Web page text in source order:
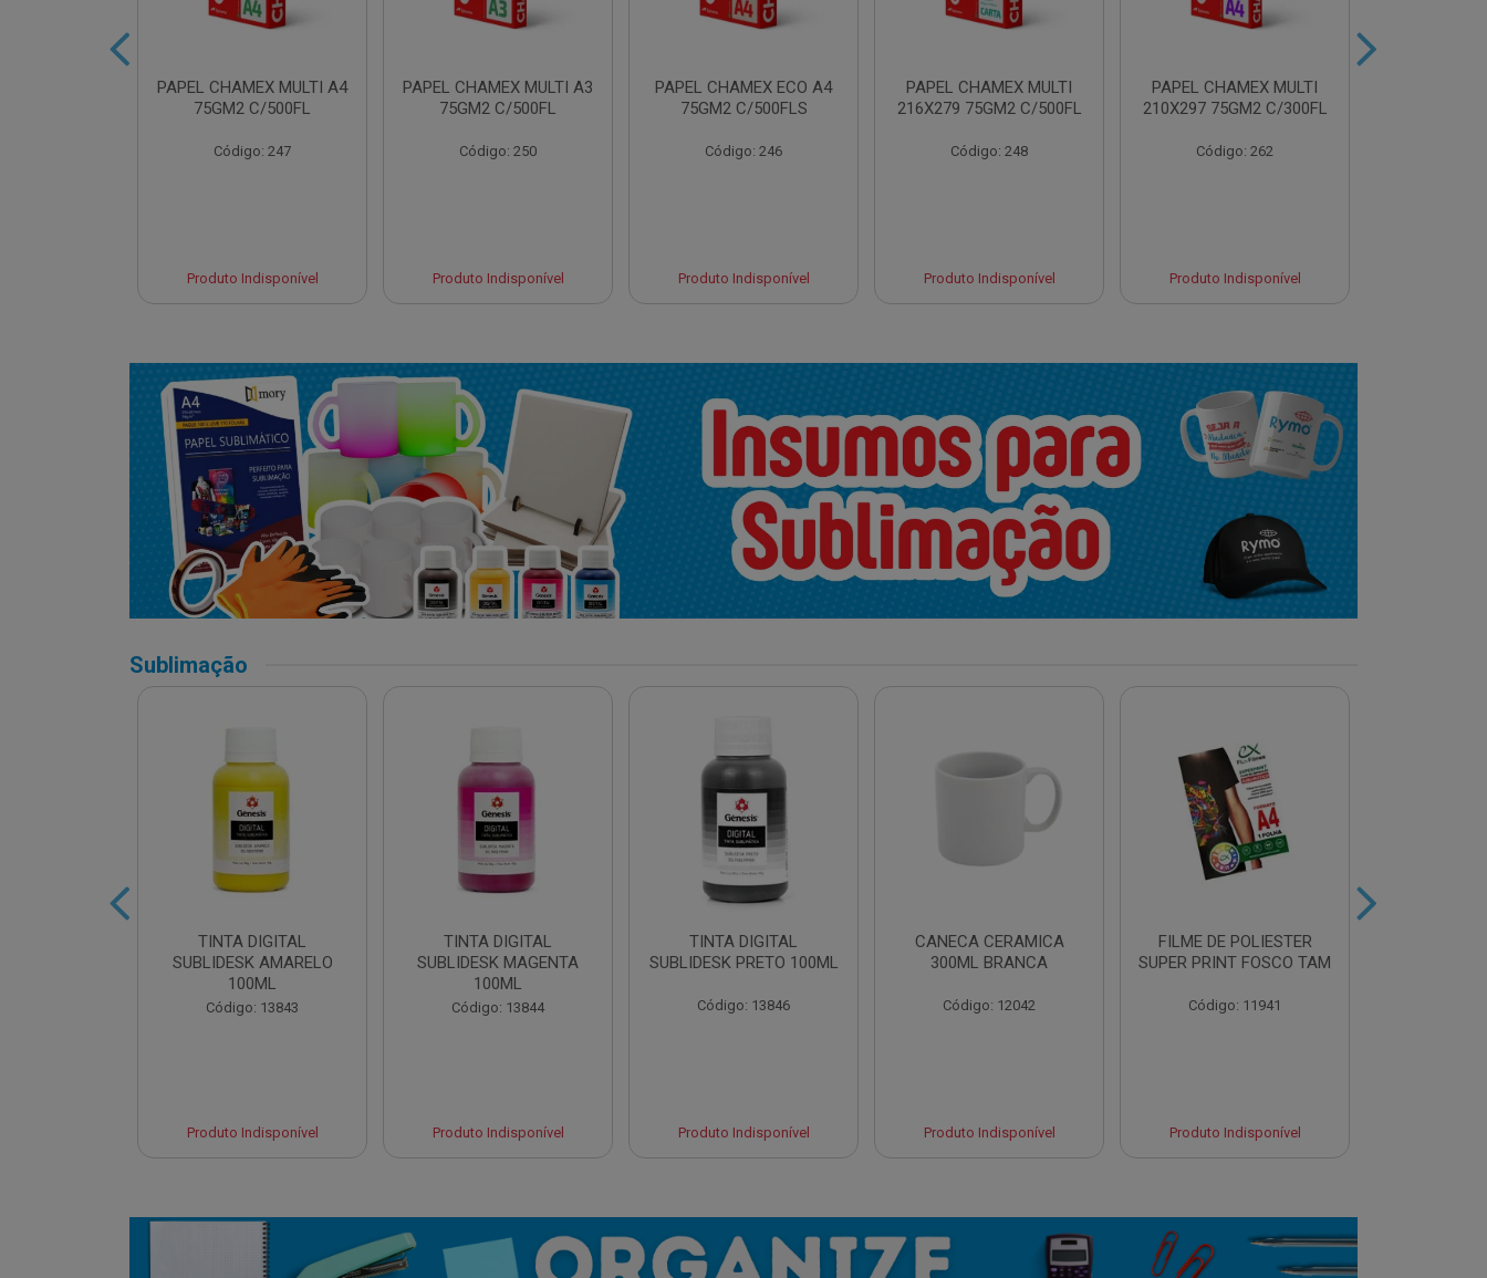
PAPEL CHAMEX MULTI A4
75GM2 C/500FL
Código: 247
Produto Indisponível
PAPEL CHAMEX MULTI A3
75GM2 C/500FL
Código: 250
Produto Indisponível
PAPEL CHAMEX ECO A4
75GM2 C/500FLS
Código: 246
Produto Indisponível
PAPEL CHAMEX MULTI
216X279 75GM2 C/500FL
Código: 248
Produto Indisponível
PAPEL CHAMEX MULTI
210X297 75GM2 C/300FL
Código: 262
Produto Indisponível
Sublimação
TINTA DIGITAL
SUBLIDESK AMARELO
100ML
Código: 13843
Produto Indisponível
TINTA DIGITAL
SUBLIDESK MAGENTA
100ML
Código: 13844
Produto Indisponível
TINTA DIGITAL
SUBLIDESK PRETO 100ML
Código: 13846
Produto Indisponível
CANECA CERAMICA
300ML BRANCA
Código: 12042
Produto Indisponível
FILME DE POLIESTER
SUPER PRINT FOSCO TAM
Código: 11941
Produto Indisponível